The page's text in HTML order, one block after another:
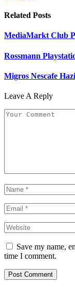
Related Posts
MediaMarkt Club
Rossmann
Migros Nescafe
Leave A Reply
Save my name,
time I comment.